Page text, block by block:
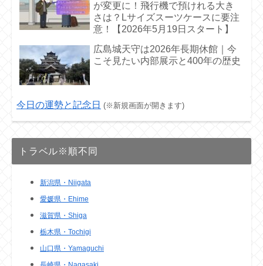
が変更に！飛行機で預けれる大き
さは？Lサイズスーツケースに要注
意！【2026年5月19日スタート】
広島城天守は2026年長期休館｜今
こそ見たい内部展示と400年の歴史
今日の運勢と記念日 (※新規画面が開きます)
トラベル※順不同
新潟県・Niigata
愛媛県・Ehime
滋賀県・Shiga
栃木県・Tochigi
山口県・Yamaguchi